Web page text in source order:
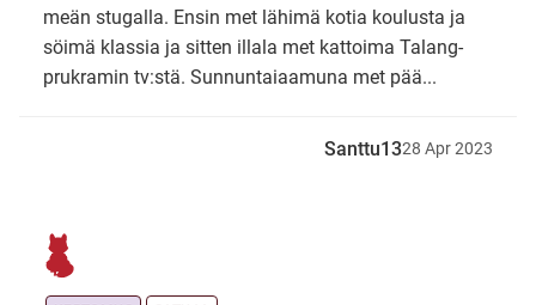
meän stugalla. Ensin met lähimä kotia koulusta ja
söimä klassia ja sitten illala met kattoima Talang-
prukramin tv:stä. Sunnuntaiaamuna met pää...
Santtu1328 Apr2023